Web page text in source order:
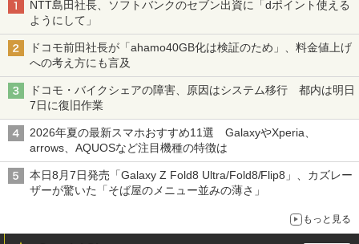
NTT島田社長、ソフトバンクのセブン出資に「dポイント使える
ようにして」
ドコモ前田社長が「ahamo40GB化は検証のため」、料金値上げ
への考え方にも言及
ドコモ・バイクシェアの障害、原因はシステム移行 都内は明日
7日に復旧作業
2026年夏の最新スマホおすすめ11選 GalaxyやXperia、
arrows、AQUOSなど注目機種の特徴は
本日8月7日発売「Galaxy Z Fold8 Ultra/Fold8/Flip8」、カズレー
ザーが驚いた「そば屋のメニュー並みの薄さ」
もっと見る